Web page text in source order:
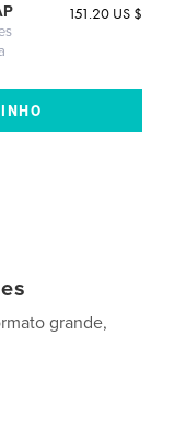
151.20 US $
grande,